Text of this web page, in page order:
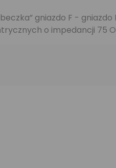
gniazdo F - gniazdo
o impedancji 75